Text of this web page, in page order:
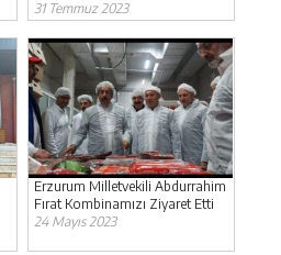
31 Temmuz 2023
Erzurum Milletvekili Abdurrahim
Fırat Kombinamızı Ziyaret Etti
24 Mayıs 2023